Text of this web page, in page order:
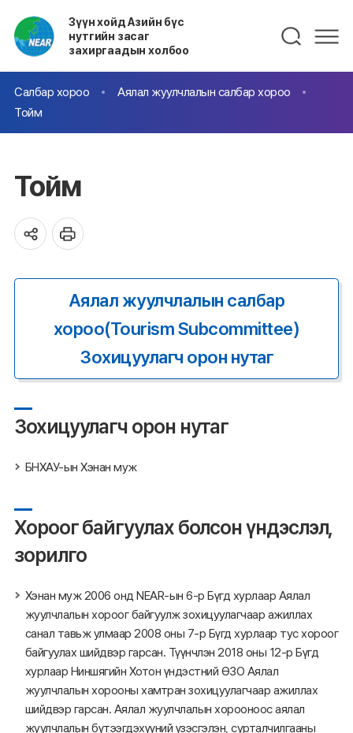
Зүүн хойд Азийн бүс
нутгийн засаг
захиргаадын холбоо
Салбар хороо
Аялал жуулчлалын салбар хороо
Тойм
Тойм
Аялал жуулчлалын салбар
хороо(Tourism Subcommittee)
Зохицуулагч орон нутаг
Зохицуулагч орон нутаг
БНХАУ-ын Хэнан муж
Хороог байгуулах болсон үндэслэл,
зорилго
Хэнан муж 2006 онд NEAR-ын 6-р Бүгд хурлаар Аялал
жуулчлалын хороог байгуулж зохицуулагчаар ажиллах
санал тавьж улмаар 2008 оны 7-р Бүгд хурлаар тус хороог
байгуулах шийдвэр гарсан. Түүнчлэн 2018 оны 12-р Бүгд
хурлаар Ниншягийн Хотон үндэстний ӨЗО Аялал
жуулчлалын хорооны хамтран зохицуулагчаар ажиллах
шийдвэр гарсан. Аялал жуулчлалын хорооноос аялал
жуулчлалын бүтээгдэхүүний үзэсгэлэн, сурталчилгааны